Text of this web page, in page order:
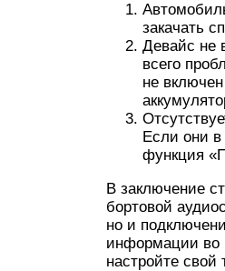
закачать
Девайс не
всего
не
Если они в
функция
В заключение
бортовой
но и
информации во
настройте